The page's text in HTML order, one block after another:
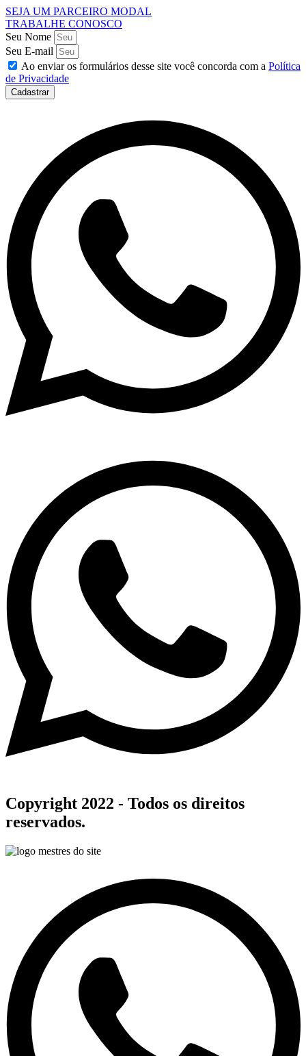
SEJA UM PARCEIRO MODAL
TRABALHE CONOSCO
Seu Nome
Seu E-mail
Ao enviar os formulários desse site você concorda com a Política
de Privacidade
Cadastrar
Copyright 2022 - Todos os direitos
reservados.